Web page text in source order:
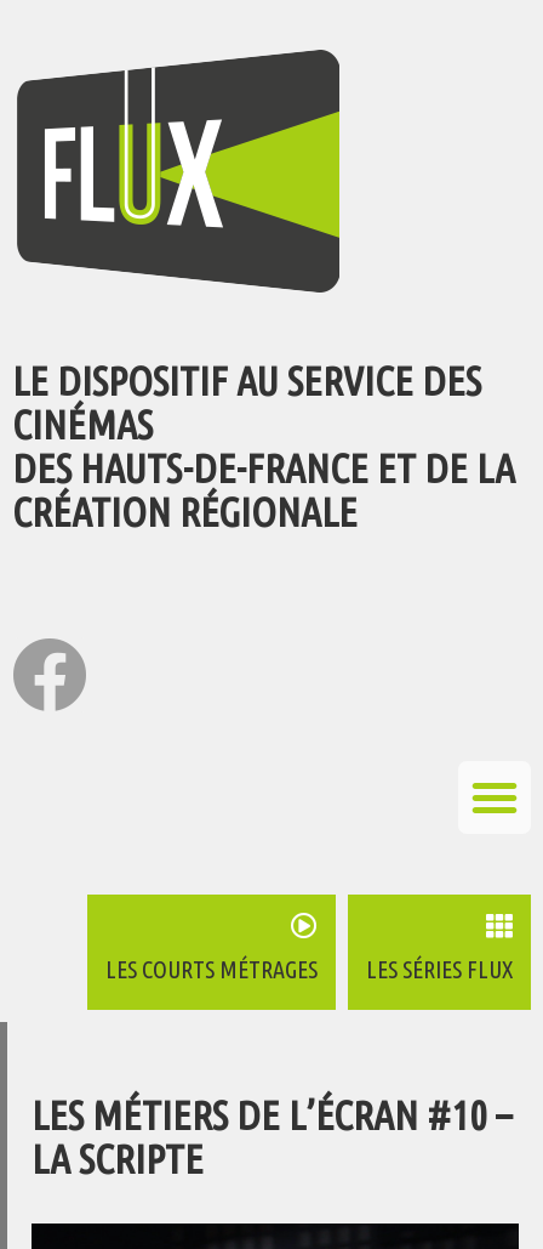
LE DISPOSITIF AU SERVICE DES
CINÉMAS
DES HAUTS-DE-FRANCE ET DE LA
CRÉATION RÉGIONALE
LES COURTS MÉTRAGES LES SÉRIES FLUX
LES MÉTIERS DE L’ÉCRAN #10 –
LA SCRIPTE